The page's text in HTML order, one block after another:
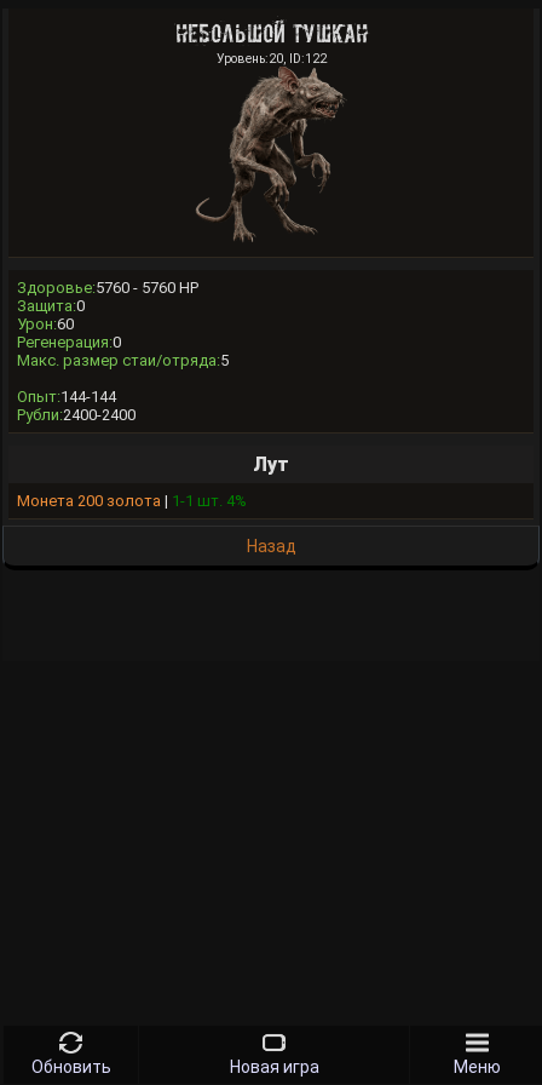
Небольшой Тушкан
Уровень:20, ID:122
Здоровье:5760 - 5760 HP
Защита:0
Урон:60
Регенерация:0
Макс. размер стаи/отряда:5
Опыт:144-144
Рубли:2400-2400
Лут
Монета 200 золота | 1-1 шт. 4%
Назад
Обновить Новая игра Меню